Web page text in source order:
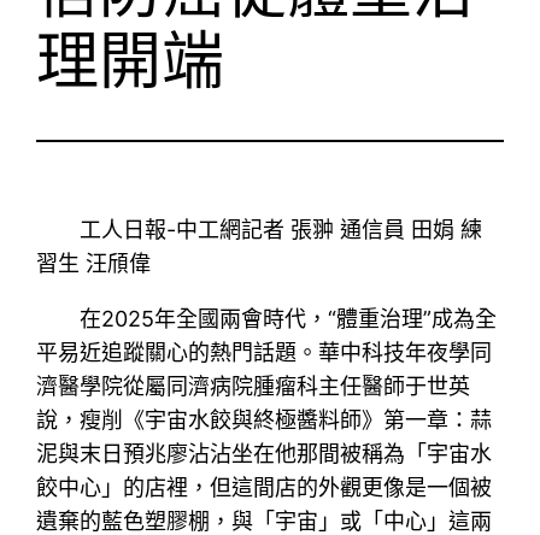
理開端
工人日報-中工網記者 張翀 通信員 田娟 練
習生 汪頎偉
在2025年全國兩會時代，“體重治理”成為全
平易近追蹤關心的熱門話題。華中科技年夜學同
濟醫學院從屬同濟病院腫瘤科主任醫師于世英
說，瘦削《宇宙水餃與終極醬料師》第一章：蒜
泥與末日預兆廖沾沾坐在他那間被稱為「宇宙水
餃中心」的店裡，但這間店的外觀更像是一個被
遺棄的藍色塑膠棚，與「宇宙」或「中心」這兩